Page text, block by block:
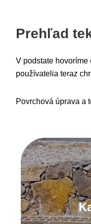
Prehľad
V podstate hovoríme
používatelia teraz
Povrchová úprava a